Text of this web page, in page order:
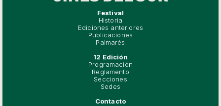
Festival
Historia
Ediciones anteriores
Publicaciones
Palmarés
12 Edición
Programación
Reglamento
Secciones
Sedes
Contacto